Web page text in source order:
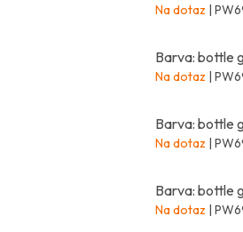
Na dotaz |
Barva: bottle
Na dotaz |
Barva: bottle
Na dotaz |
Barva: bottle
Na dotaz |